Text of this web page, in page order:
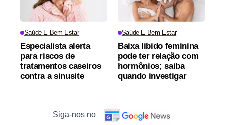
Saúde E Bem-Estar
Especialista alerta
para riscos de
tratamentos caseiros
contra a sinusite
Saúde E Bem-Estar
Baixa libido feminina
pode ter relação com
hormônios; saiba
quando investigar
Siga-nos no